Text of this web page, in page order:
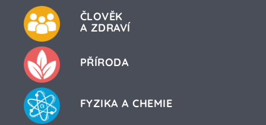
ČLOVĚK
A ZDRAVÍ
PŘÍRODA
FYZIKA A CHEMIE